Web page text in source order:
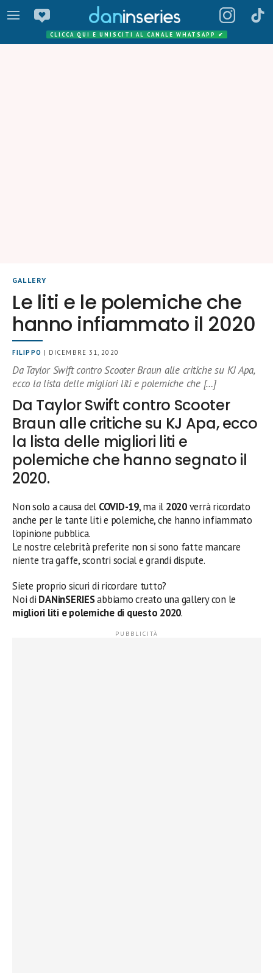
CLICCA QUI E UNISCITI AL CANALE WHATSAPP ✔
GALLERY
Le liti e le polemiche che
hanno infiammato il 2020
FILIPPO | DICEMBRE 31, 2020
Da Taylor Swift contro Scooter Braun alle critiche su KJ Apa,
ecco la lista delle migliori liti e polemiche che […]
Da Taylor Swift contro Scooter
Braun alle critiche su KJ Apa, ecco
la lista delle migliori liti e
polemiche che hanno segnato il
2020.
Non solo a causa del COVID-19, ma il 2020verrà ricordato
anche per le tante liti e polemiche, che hanno infiammato
l’opinione pubblica.
Le nostre celebrità preferite non si sono fatte mancare
niente tra gaffe, scontri social e grandi dispute.
Siete proprio sicuri di ricordare tutto?
Noi di DANinSERIESabbiamo creato una gallery con le
migliori liti e polemiche di questo 2020.